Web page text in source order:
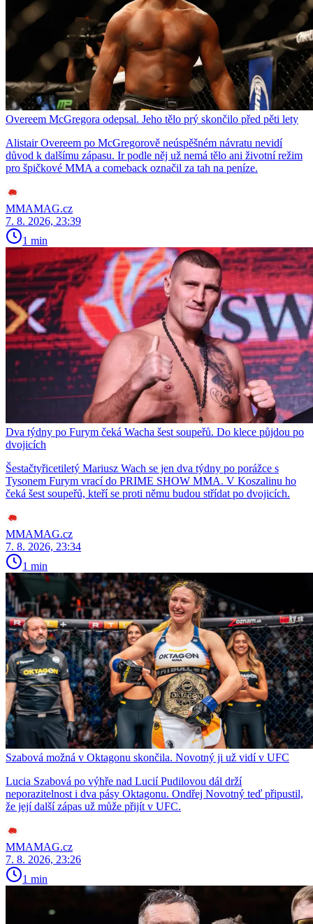
Overeem McGregora odepsal. Jeho tělo prý skončilo před pěti lety
Alistair Overeem po McGregorově neúspěšném návratu nevidí
důvod k dalšímu zápasu. Ir podle něj už nemá tělo ani životní režim
pro špičkové MMA a comeback označil za tah na peníze.
MMAMAG.cz
7. 8. 2026, 23:39
1 min
Dva týdny po Furym čeká Wacha šest soupeřů. Do klece půjdou po
dvojicích
Šestačtyřicetiletý Mariusz Wach se jen dva týdny po porážce s
Tysonem Furym vrací do PRIME SHOW MMA. V Koszalinu ho
čeká šest soupeřů, kteří se proti němu budou střídat po dvojicích.
MMAMAG.cz
7. 8. 2026, 23:34
1 min
Szabová možná v Oktagonu skončila. Novotný ji už vidí v UFC
Lucia Szabová po výhře nad Lucií Pudilovou dál drží
neporazitelnost i dva pásy Oktagonu. Ondřej Novotný teď připustil,
že její další zápas už může přijít v UFC.
MMAMAG.cz
7. 8. 2026, 23:26
1 min